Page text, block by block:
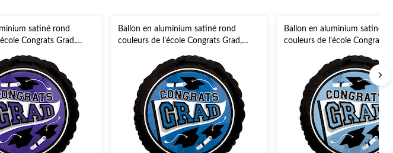
satiné rond
Congrats Grad,
remise des diplômes
Ballon en aluminium satiné rond
couleurs de l'école Congrats Grad,
ruban inclus, pour remise des diplômes
Ballon en aluminium satiné
couleurs de l'école Congrats
ruban inclus, pour remise